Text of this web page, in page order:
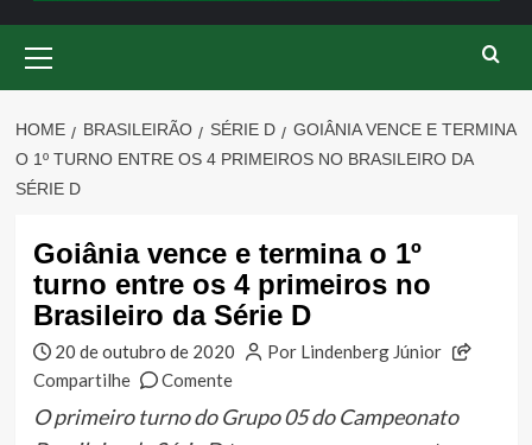
Menu
HOME BRASILEIRÃO SÉRIE D
GOIÂNIA VENCE E TERMINA
O 1º TURNO ENTRE OS 4 PRIMEIROS NO BRASILEIRO DA
SÉRIE D
Goiânia vence e termina o 1º
turno entre os 4 primeiros no
Brasileiro da Série D
20 de outubro de 2020
Por Lindenberg Júnior
Compartilhe
Comente
O primeiro turno do Grupo 05 do Campeonato